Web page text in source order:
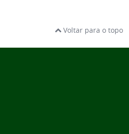
Voltar para o topo